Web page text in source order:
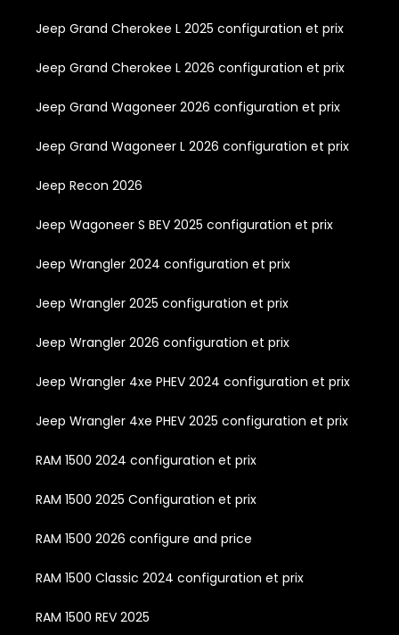
Jeep Grand Cherokee L 2025 configuration et prix
Jeep Grand Cherokee L 2026 configuration et prix
Jeep Grand Wagoneer 2026 configuration et prix
Jeep Grand Wagoneer L 2026 configuration et prix
Jeep Recon 2026
Jeep Wagoneer S BEV 2025 configuration et prix
Jeep Wrangler 2024 configuration et prix
Jeep Wrangler 2025 configuration et prix
Jeep Wrangler 2026 configuration et prix
Jeep Wrangler 4xe PHEV 2024 configuration et prix
Jeep Wrangler 4xe PHEV 2025 configuration et prix
RAM 1500 2024 configuration et prix
RAM 1500 2025 Configuration et prix
RAM 1500 2026 configure and price
RAM 1500 Classic 2024 configuration et prix
RAM 1500 REV 2025